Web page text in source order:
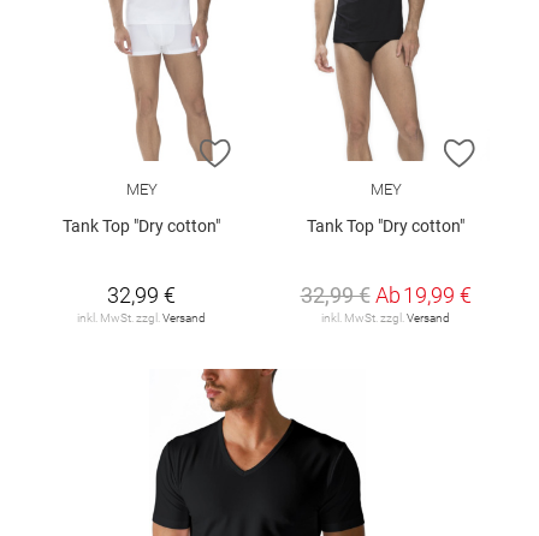
ZUR WUNSCHLISTE HINZUFÜGEN
MEY
Tank Top "Dry cotton"
32,99 €
inkl. MwSt. zzgl. Versand
ZUR
MEY
Tank Top "Dry cotton"
32,99 € Ab19,99 €
inkl. MwSt. zzgl. Versand